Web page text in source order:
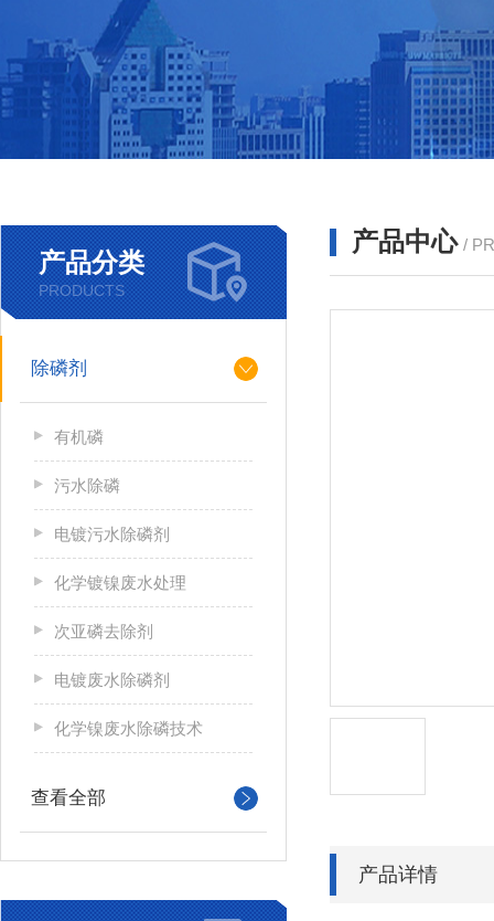
产品分类
PRODUCTS
除磷剂
有机磷
污水除磷
电镀污水除磷剂
化学镀镍废水处理
次亚磷去除剂
电镀废水除磷剂
化学镍废水除磷技术
查看全部
产品中心 /
产品详情